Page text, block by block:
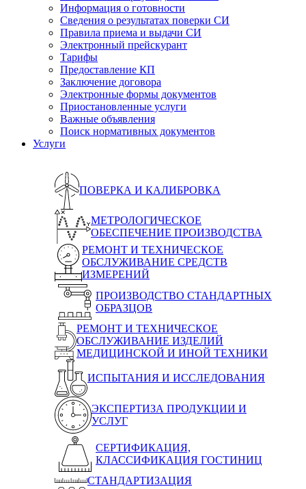
Информация о готовности
Сведения о результатах поверки СИ
Правила приема и выдачи СИ
Электронный прейскурант
Тарифы
Предоставление КП
Заключение договора
Электронные формы документов
Приостановленные услуги
Важные объявления
Поиск нормативных документов
Услуги
ПОВЕРКА И КАЛИБРОВКА
МЕТРОЛОГИЧЕСКОЕ
ОБЕСПЕЧЕНИЕ ПРОИЗВОДСТВА
РЕМОНТ И ТЕХНИЧЕСКОЕ
ОБСЛУЖИВАНИЕ СРЕДСТВ
ИЗМЕРЕНИЙ
ПРОИЗВОДСТВО СТАНДАРТНЫХ
ОБРАЗЦОВ
РЕМОНТ И ТЕХНИЧЕСКОЕ
ОБСЛУЖИВАНИЕ ИЗДЕЛИЙ
МЕДИЦИНСКОЙ И ИНОЙ ТЕХНИКИ
ИСПЫТАНИЯ И ИССЛЕДОВАНИЯ
ЭКСПЕРТИЗА ПРОДУКЦИИ И
УСЛУГ
СЕРТИФИКАЦИЯ,
КЛАССИФИКАЦИЯ ГОСТИНИЦ
СТАНДАРТИЗАЦИЯ